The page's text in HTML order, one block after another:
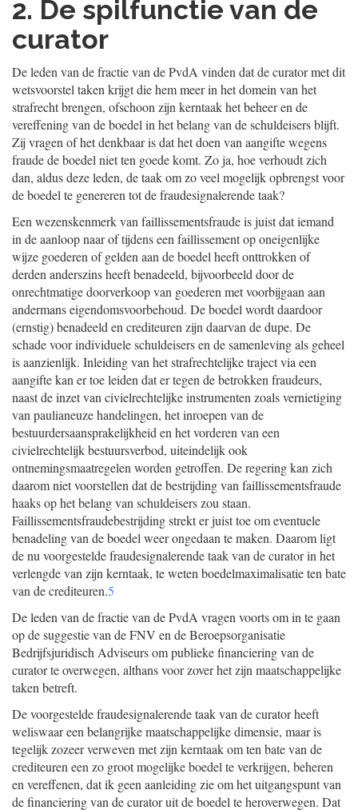
2. De spilfunctie van de
curator
De leden van de fractie van de PvdA vinden dat de curator met dit
wetsvoorstel taken krijgt die hem meer in het domein van het
strafrecht brengen, ofschoon zijn kerntaak het beheer en de
vereffening van de boedel in het belang van de schuldeisers blijft.
Zij vragen of het denkbaar is dat het doen van aangifte wegens
fraude de boedel niet ten goede komt. Zo ja, hoe verhoudt zich
dan, aldus deze leden, de taak om zo veel mogelijk opbrengst voor
de boedel te genereren tot de fraudesignalerende taak?
Een wezenskenmerk van faillissementsfraude is juist dat iemand
in de aanloop naar of tijdens een faillissement op oneigenlijke
wijze goederen of gelden aan de boedel heeft onttrokken of
derden anderszins heeft benadeeld, bijvoorbeeld door de
onrechtmatige doorverkoop van goederen met voorbijgaan aan
andermans eigendomsvoorbehoud. De boedel wordt daardoor
(ernstig) benadeeld en crediteuren zijn daarvan de dupe. De
schade voor individuele schuldeisers en de samenleving als geheel
is aanzienlijk. Inleiding van het strafrechtelijke traject via een
aangifte kan er toe leiden dat er tegen de betrokken fraudeurs,
naast de inzet van civielrechtelijke instrumenten zoals vernietiging
van paulianeuze handelingen, het inroepen van de
bestuurdersaansprakelijkheid en het vorderen van een
civielrechtelijk bestuursverbod, uiteindelijk ook
ontnemingsmaatregelen worden getroffen. De regering kan zich
daarom niet voorstellen dat de bestrijding van faillissementsfraude
haaks op het belang van schuldeisers zou staan.
Faillissementsfraudebestrijding strekt er juist toe om eventuele
benadeling van de boedel weer ongedaan te maken. Daarom ligt
de nu voorgestelde fraudesignalerende taak van de curator in het
verlengde van zijn kerntaak, te weten boedelmaximalisatie ten bate
van de crediteuren.5
De leden van de fractie van de PvdA vragen voorts om in te gaan
op de suggestie van de FNV en de Beroepsorganisatie
Bedrijfsjuridisch Adviseurs om publieke financiering van de
curator te overwegen, althans voor zover het zijn maatschappelijke
taken betreft.
De voorgestelde fraudesignalerende taak van de curator heeft
weliswaar een belangrijke maatschappelijke dimensie, maar is
tegelijk zozeer verweven met zijn kerntaak om ten bate van de
crediteuren een zo groot mogelijke boedel te verkrijgen, beheren
en vereffenen, dat ik geen aanleiding zie om het uitgangspunt van
de financiering van de curator uit de boedel te heroverwegen. Dat